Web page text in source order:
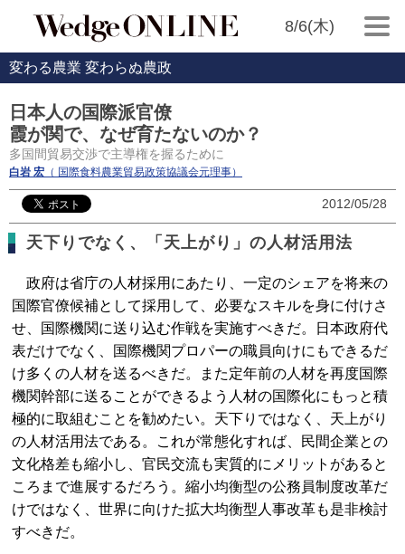
8/6(木)
変わる農業 変わらぬ農政
日本人の国際派官僚
霞が関で、なぜ育たないのか？
多国間貿易交渉で主導権を握るために
白岩 宏 （ 国際食料農業貿易政策協議会元理事）
2012/05/28
天下りでなく、「天上がり」の人材活用法
政府は省庁の人材採用にあたり、一定のシェアを将来の
国際官僚候補として採用して、必要なスキルを身に付けさ
せ、国際機関に送り込む作戦を実施すべきだ。日本政府代
表だけでなく、国際機関プロパーの職員向けにもできるだ
け多くの人材を送るべきだ。また定年前の人材を再度国際
機関幹部に送ることができるよう人材の国際化にもっと積
極的に取組むことを勧めたい。天下りではなく、天上がり
の人材活用法である。これが常態化すれば、民間企業との
文化格差も縮小し、官民交流も実質的にメリットがあると
ころまで進展するだろう。縮小均衡型の公務員制度改革だ
けではなく、世界に向けた拡大均衡型人事改革も是非検討
すべきだ。